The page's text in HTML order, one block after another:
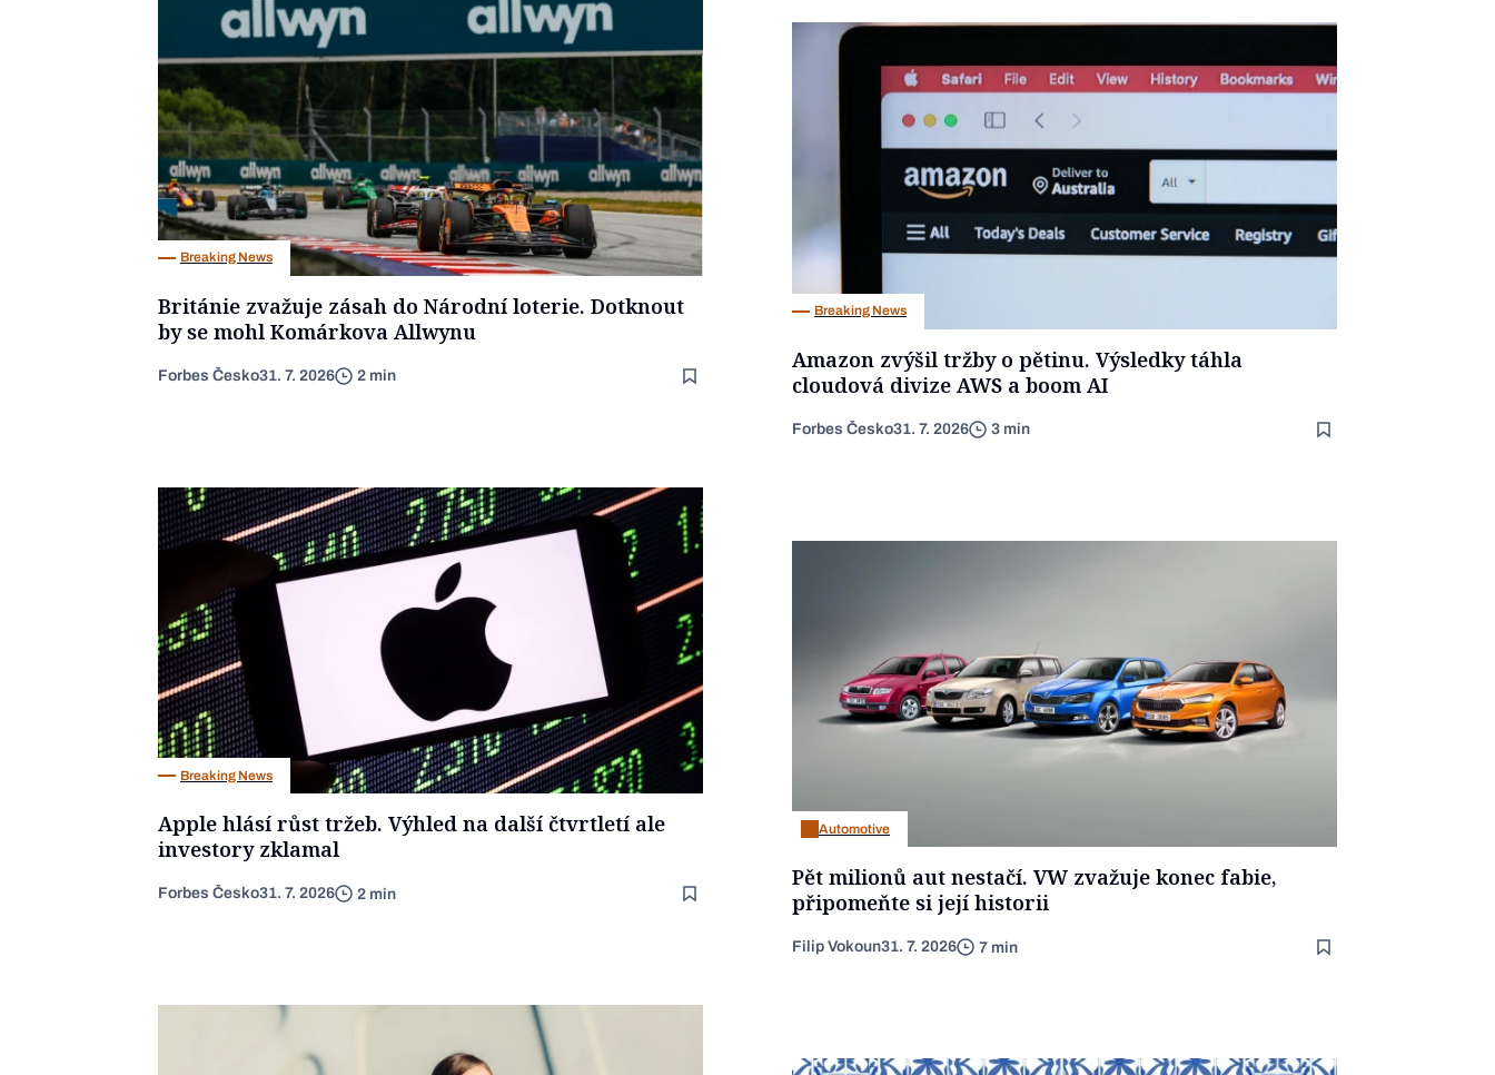
Breaking News
Británie zvažuje zásah do Národní loterie. Dotknout
by se mohl Komárkova Allwynu
Forbes Česko31. 7. 2026 2 min
Breaking News
Amazon zvýšil tržby o pětinu. Výsledky táhla
cloudová divize AWS a boom AI
Forbes Česko31. 7. 2026 3 min
Breaking News
Apple hlásí růst tržeb. Výhled na další čtvrtletí ale
investory zklamal
Forbes Česko31. 7. 2026 2 min
Automotive
Pět milionů aut nestačí. VW zvažuje konec fabie,
připomeňte si její historii
Filip Vokoun31. 7. 2026 7 min